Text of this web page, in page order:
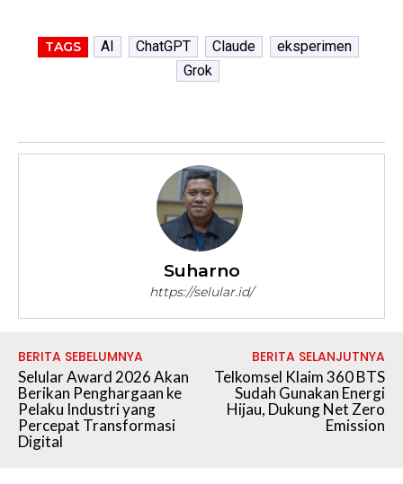
TAGS AI ChatGPT Claude
eksperimen
Grok
Suharno
https://selular.id/
BERITA SEBELUMNYA
Selular Award 2026 Akan
Berikan Penghargaan ke
Pelaku Industri yang
Percepat Transformasi
Digital
BERITA SELANJUTNYA
Telkomsel Klaim 360 BTS
Sudah Gunakan Energi
Hijau, Dukung Net Zero
Emission